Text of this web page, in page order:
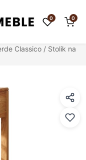
0 0
Classico / Stolik na